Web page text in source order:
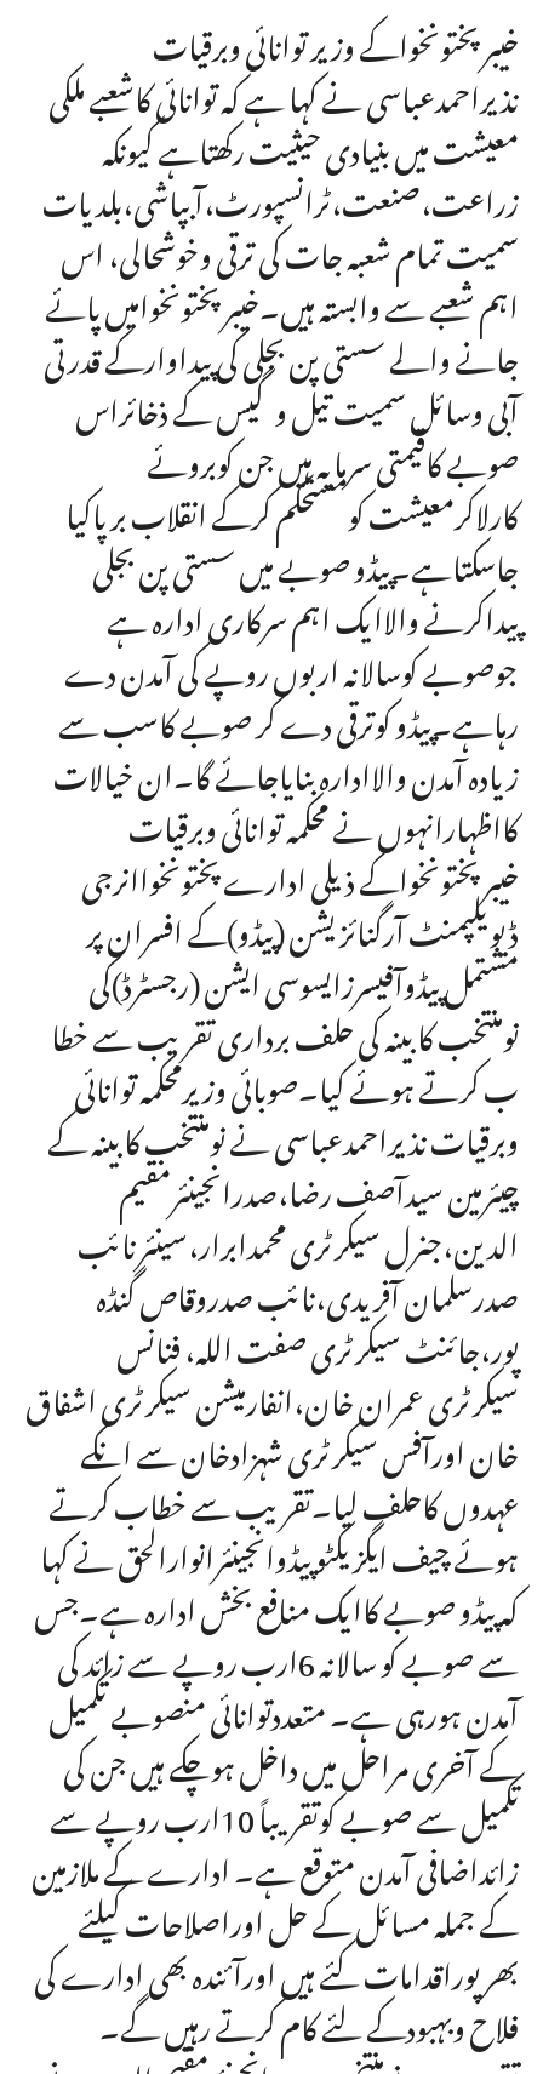
خیبرپختونخواکے وزیر توانائی وبرقیات
نذیراحمدعباسی نے کہا ہے کہ توانائی کاشعبے ملکی
معیشت میں بنیادی حیثیت رکھتاہے کیونکہ
زراعت،صنعت،ٹرانسپورٹ،آبپاشی،بلدیات
سمیت تمام شعبہ جات کی ترقی وخوشحالی، اس
اہم شعبے سے وابستہ ہیں۔خیبرپختونخوامیں پائے
جانے والے سستی پن بجلی کی پیداوارکے قدرتی
آبی وسائل سمیت تیل وگیس کے ذخائراس
صوبے کاقیمتی سرمایہ ہیں جن کوبروئے
کارلاکرمعیشت کومستحکم کرکے انقلاب برپاکیا
جاسکتاہے۔پیڈو صوبے میں سستی پن بجلی
پیداکرنے والاایک اہم سرکاری ادارہ ہے
جوصوبے کوسالانہ اربوں روپے کی آمدن دے
رہاہے۔پیڈو کوترقی دے کر صوبے کاسب سے
زیادہ آمدن والاادارہ بنایاجائے گا۔ان خیالات
کااظہارانہوں نے محکمہ توانائی وبرقیات
خیبرپختونخواکے ذیلی ادارے پختونخواانرجی
ڈیویلپمنٹ آرگنائزیشن (پیڈو)کے افسران پر
مشتمل پیڈوآفیسرزایسوسی ایشن (رجسٹرڈ)کی
نومنتخب کابینہ کی حلف برداری تقریب سے خطا
ب کرتے ہوئے کیا۔صوبائی وزیرمحکمہ توانائی
وبرقیات نذیراحمدعباسی نے نومنتخب کابینہ کے
چیئرمین سیدآصف رضا،صدرانجینئرمقیم
الدین،جنرل سیکرٹری محمدابرار،سینئرنائب
صدرسلمان آفریدی،نائب صدروقاص گنڈہ
پور،جائنٹ سیکرٹری صفت اللہ، فنانس
سیکرٹری عمران خان،انفارمیشن سیکرٹری اشفاق
خان اورآفس سیکرٹری شہزادخان سے انکے
عہدوں کاحلف لیا۔تقریب سے خطاب کرتے
ہوئے چیف ایگزیکٹو پیڈوانجینئرانوارالحق نے کہا
کہ پیڈو صوبے کاایک منافع بخش ادارہ ہے۔جس
سے صوبے کو سالانہ 6ارب روپے سے زائد کی
آمدن ہورہی ہے۔ متعددتوانائی منصوبے تکمیل
کے آخری مراحل میں داخل ہوچکے ہیں جن کی
تکمیل سے صوبے کوتقریباً 10ارب روپے سے
زائداضافی آمدن متوقع ہے۔ ادارے کے ملازمین
کے جملہ مسائل کے حل اوراصلاحات کیلئے
بھرپوراقدامات کئے ہیں اورآئندہ بھی ادارے کی
فلاح وبہبودکے لئے کام کرتے رہیں گے۔